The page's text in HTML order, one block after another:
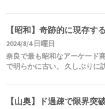
【昭和】奇跡的に現存す
2024/8/4 日曜日
奈良で最も昭和なアーケード
で明らかに古い。 久しぶり
【山奥】ド過疎で限界突